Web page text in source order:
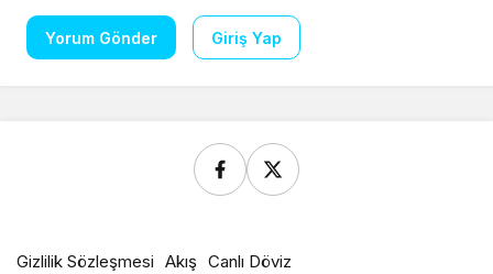
Yorum Gönder Giriş Yap
Gizlilik Sözleşmesi Akış Canlı Döviz